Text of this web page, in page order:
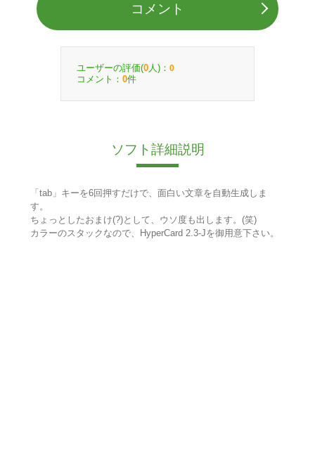
コメント
ユーザーの評価(0 人)： 0
コメント： 0件
ソフト詳細説明
「tab」キーを6回押すだけで、面白い文章を自動生成しま
す。
ちょっとしたおまけ(?)として、ウソ度も出します。(笑)
カラーのスタックなので、HyperCard 2.3-Jを御用意下さい。